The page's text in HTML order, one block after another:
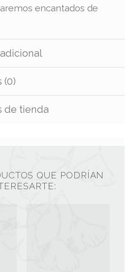
encantados de
(0)
de tienda
QUE PODRÍAN